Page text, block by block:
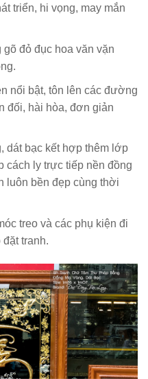
triển, hi vọng, may mắn
đỏ đục hoa văn vặn
nổi bật, tôn lên các đường
đối, hài hòa, đơn giản
dát bạc kết hợp thêm lớp
cách ly trực tiếp nền đồng
luôn bền đẹp cùng thời
treo và các phụ kiện đi
tranh.